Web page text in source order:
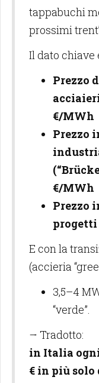
tappabuchi
prossimi
Il dato chiave
Prezzo
€/MWh
Prezzo
€/MWh
Prezzo
progetti
E con la
(accieria
3,5–4
“verde”.
→ Tradotto:
in Italia
€ in più solo